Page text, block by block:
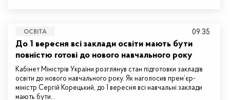
ОСВІТА
До 1 вересня всі заклади освіти мають бути
повністю готові до нового навчального року
Кабінет Міністрів України розглянув стан підготовки закладів
освіти до нового навчального року. Як наголосив прем’єр-
міністр Сергій Корецький, до 1 вересня всі навчальні заклади
мають бути…
09:35